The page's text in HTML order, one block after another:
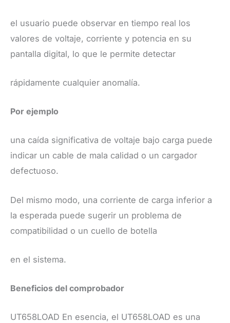
el usuario puede observar en tiempo real los
valores de voltaje, corriente y potencia en su
pantalla digital, lo que le permite detectar
rápidamente cualquier anomalía.
Por ejemplo
una caída significativa de voltaje bajo carga puede
indicar un cable de mala calidad o un cargador
defectuoso.
Del mismo modo, una corriente de carga inferior a
la esperada puede sugerir un problema de
compatibilidad o un cuello de botella
en el sistema. ​
Beneficios del comprobador
UT658LOAD ​En esencia, el UT658LOAD es una